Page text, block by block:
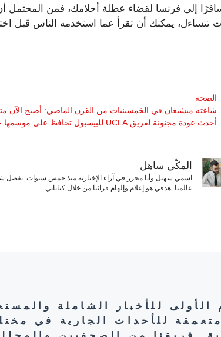
تتساءل، يمكنك أن تقرأ عما استخدمه الناس قبل
التصنيفات
الصحة
شاعته ميشيغان في الخمسينيات من القرن الماضي: أصبح الآن
أحدث عودة مجنونة لفريق UCLA للبيسبول تحافظ على موسمها حيًا
المكّي ساهل
اسمي سهيل وأنا محرر في آراء الإخبارية منذ خمس سنوات. بفضل
عالمنا. هدفي هو إعلام وإلهام قرائنا من خلال كتاباتي.
الأولى للأخبار الشاملة
للأحداث الجارية في